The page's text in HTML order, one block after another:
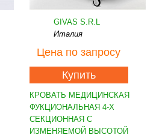
GIVAS S.R.L
Италия
Цена по запросу
Купить
КРОВАТЬ МЕДИЦИНСКАЯ
ФУКЦИОНАЛЬНАЯ 4-Х
СЕКЦИОННАЯ С
ИЗМЕНЯЕМОЙ ВЫСОТОЙ